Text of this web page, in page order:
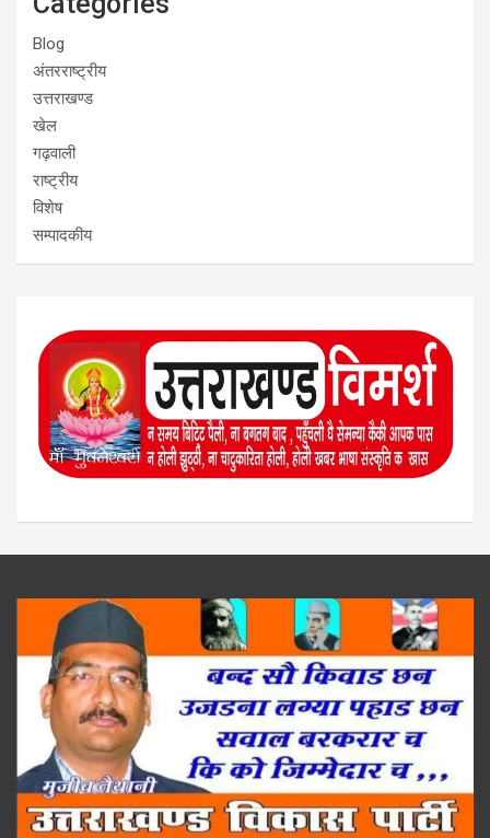
Blog
अंतरराष्ट्रीय
उत्तराखण्ड
खेल
गढ़वाली
राष्ट्रीय
विशेष
सम्पादकीय